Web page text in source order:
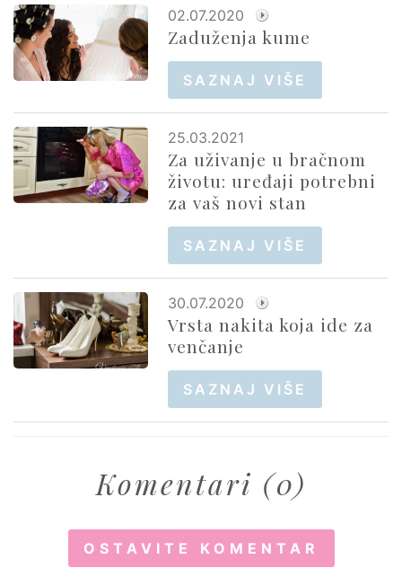
02.07.2020
Zaduženja kume
SAZNAJ VIŠE
25.03.2021
Za uživanje u bračnom
životu: uređaji potrebni
za vaš novi stan
SAZNAJ VIŠE
30.07.2020
Vrsta nakita koja ide za
venčanje
SAZNAJ VIŠE
Komentari (0)
OSTAVITE KOMENTAR